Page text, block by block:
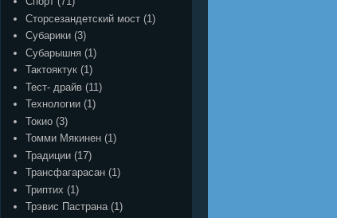
Сторсезандетский мост (1)
Субарики (3)
Субарышня (1)
Тактояктук (1)
Тест- драйв (11)
Технологии (1)
Токио (3)
Томми Мякинен (1)
Традиции (17)
Трансфагарасан (1)
Триптих (1)
Трэвис Пастрана (1)